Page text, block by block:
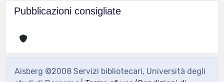
Pubblicazioni consigliate
Aisberg ©2008 Servizi bibliotecari, Università degli